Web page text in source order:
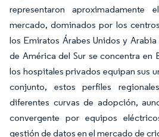
representaron
mercado, dominados por los
los Emiratos Árabes Unidos y
de América del Sur se concentra en
los hospitales privados equipan sus
conjunto, estos perfiles
diferentes curvas de adopción,
convergente por equipos
gestión de datos en el mercado de